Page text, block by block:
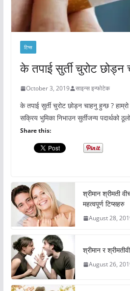
टिप्स
के तपाई सुर्ती चुरोट छोड्न
October 3, 2019 साइन्स इन्फोटेक
के तपाई सुर्ती चुरोट छोड्न चाहनु हुन्छ ?
सक्रिय भुमिका निभाउन सुर्तीजन्य पदार्थको
Share this:
श्रीमान श्रीमती
महत्वपूर्ण टिप्सहरु
August 28,
श्रीमान र
August 26,